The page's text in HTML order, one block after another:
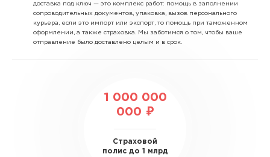
доставка под ключ — это комплекс работ: помощь в заполнении
сопроводительных документов, упаковка, вызов персонального
курьера, если это импорт или экспорт, то помощь при таможенном
оформлении, а также страховка. Мы заботимся о том, чтобы ваше
отправление было доставлено целым и в срок.
1 000 000
000 ₽
Страховой
полис до 1 млрд